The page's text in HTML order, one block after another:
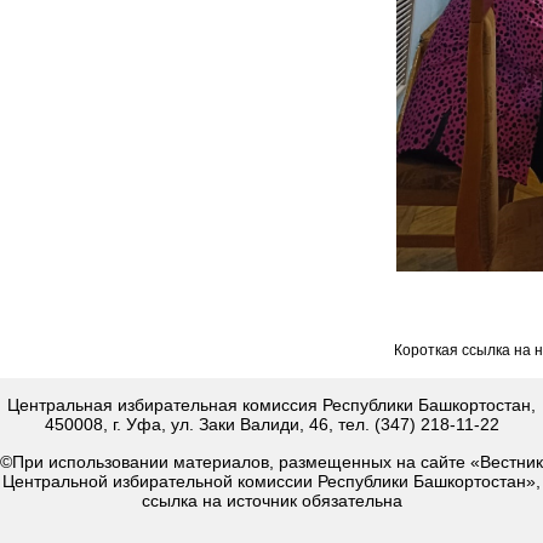
Короткая ссылка на
Центральная избирательная комиссия Республики Башкортостан,
450008, г. Уфа, ул. Заки Валиди, 46, тел. (347) 218-11-22
©При использовании материалов, размещенных на сайте «Вестник
Центральной избирательной комиссии Республики Башкортостан»,
ссылка на источник обязательна